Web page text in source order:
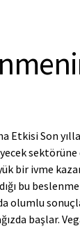
Etkisi Son
bir ivme
bu
olumlu
başlar.